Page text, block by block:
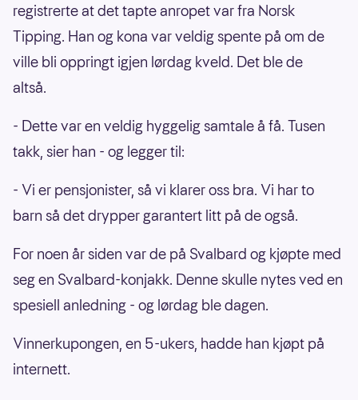
registrerte at det tapte anropet var fra Norsk
Tipping. Han og kona var veldig spente på om de
ville bli oppringt igjen lørdag kveld. Det ble de
altså.
- Dette var en veldig hyggelig samtale å få. Tusen
takk, sier han - og legger til:
- Vi er pensjonister, så vi klarer oss bra. Vi har to
barn så det drypper garantert litt på de også.
For noen år siden var de på Svalbard og kjøpte med
seg en Svalbard-konjakk. Denne skulle nytes ved en
spesiell anledning - og lørdag ble dagen.
Vinnerkupongen, en 5-ukers, hadde han kjøpt på
internett.